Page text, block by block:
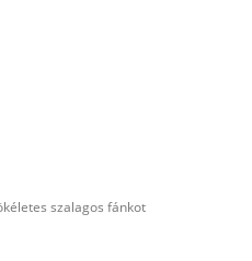
szalagos fánkot